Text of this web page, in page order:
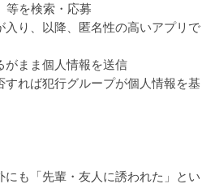
を検索・応募
り、以降、匿名性の高いアプリで
まま個人情報を送信
れば犯行グループが個人情報を基
も「先輩・友人に誘われた」とい